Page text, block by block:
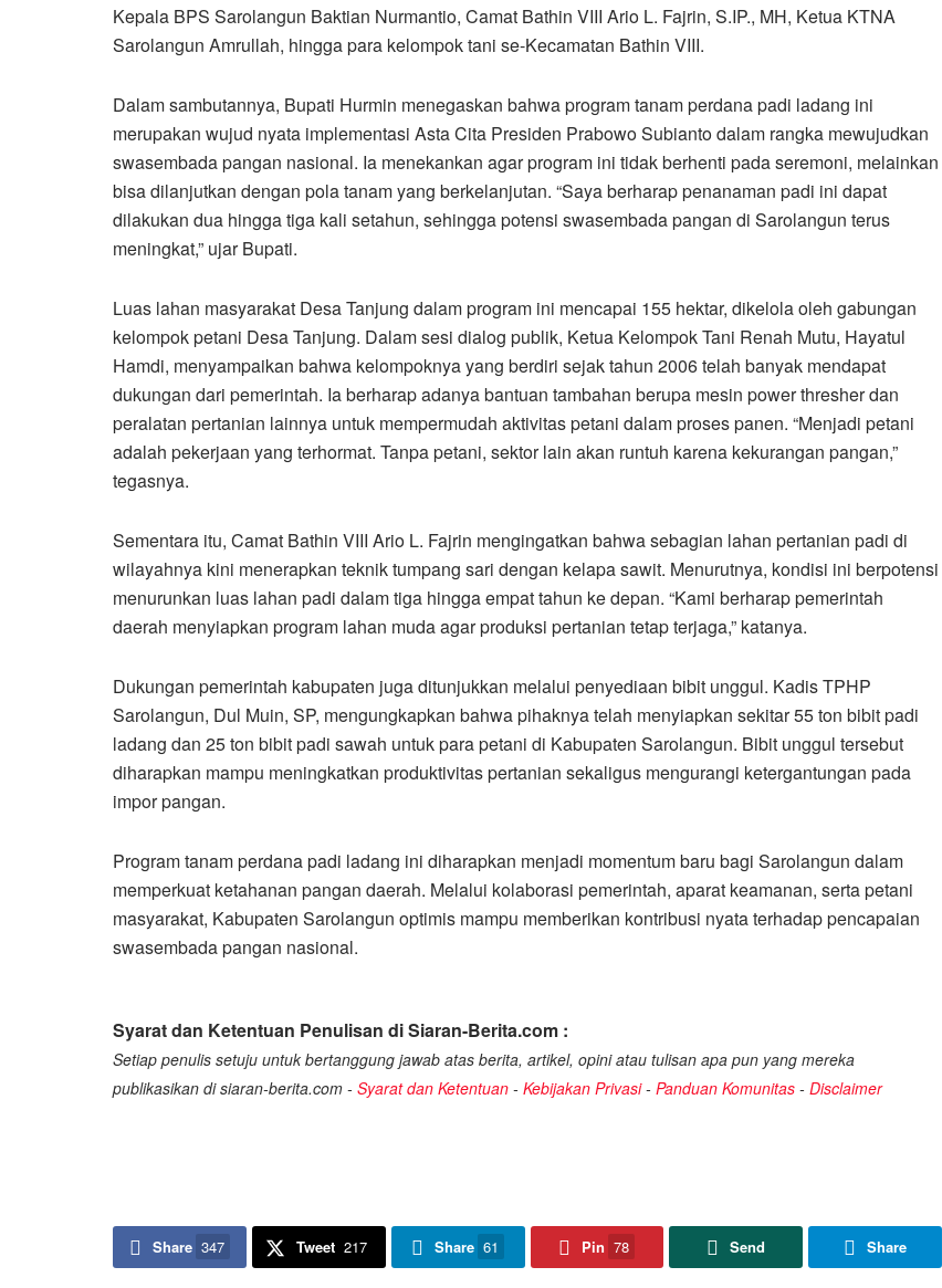
Kepala BPS Sarolangun Baktian Nurmantio, Camat Bathin VIII Ario L. Fajrin, S.IP., MH, Ketua KTNA
Sarolangun Amrullah, hingga para kelompok tani se-Kecamatan Bathin VIII.
Dalam sambutannya, Bupati Hurmin menegaskan bahwa program tanam perdana padi ladang ini
merupakan wujud nyata implementasi Asta Cita Presiden Prabowo Subianto dalam rangka mewujudkan
swasembada pangan nasional. Ia menekankan agar program ini tidak berhenti pada seremoni, melainkan
bisa dilanjutkan dengan pola tanam yang berkelanjutan. “Saya berharap penanaman padi ini dapat
dilakukan dua hingga tiga kali setahun, sehingga potensi swasembada pangan di Sarolangun terus
meningkat,” ujar Bupati.
Luas lahan masyarakat Desa Tanjung dalam program ini mencapai 155 hektar, dikelola oleh gabungan
kelompok petani Desa Tanjung. Dalam sesi dialog publik, Ketua Kelompok Tani Renah Mutu, Hayatul
Hamdi, menyampaikan bahwa kelompoknya yang berdiri sejak tahun 2006 telah banyak mendapat
dukungan dari pemerintah. Ia berharap adanya bantuan tambahan berupa mesin power thresher dan
peralatan pertanian lainnya untuk mempermudah aktivitas petani dalam proses panen. “Menjadi petani
adalah pekerjaan yang terhormat. Tanpa petani, sektor lain akan runtuh karena kekurangan pangan,”
tegasnya.
Sementara itu, Camat Bathin VIII Ario L. Fajrin mengingatkan bahwa sebagian lahan pertanian padi di
wilayahnya kini menerapkan teknik tumpang sari dengan kelapa sawit. Menurutnya, kondisi ini berpotensi
menurunkan luas lahan padi dalam tiga hingga empat tahun ke depan. “Kami berharap pemerintah
daerah menyiapkan program lahan muda agar produksi pertanian tetap terjaga,” katanya.
Dukungan pemerintah kabupaten juga ditunjukkan melalui penyediaan bibit unggul. Kadis TPHP
Sarolangun, Dul Muin, SP, mengungkapkan bahwa pihaknya telah menyiapkan sekitar 55 ton bibit padi
ladang dan 25 ton bibit padi sawah untuk para petani di Kabupaten Sarolangun. Bibit unggul tersebut
diharapkan mampu meningkatkan produktivitas pertanian sekaligus mengurangi ketergantungan pada
impor pangan.
Program tanam perdana padi ladang ini diharapkan menjadi momentum baru bagi Sarolangun dalam
memperkuat ketahanan pangan daerah. Melalui kolaborasi pemerintah, aparat keamanan, serta petani
masyarakat, Kabupaten Sarolangun optimis mampu memberikan kontribusi nyata terhadap pencapaian
swasembada pangan nasional.
Syarat dan Ketentuan Penulisan di Siaran-Berita.com :
Setiap penulis setuju untuk bertanggung jawab atas berita, artikel, opini atau tulisan apa pun yang mereka
publikasikan di siaran-berita.com - Syarat dan Ketentuan - Kebijakan Privasi- Panduan Komunitas - Disclaimer
Share 347 Tweet 217 Share 61 Pin 78 Send Share